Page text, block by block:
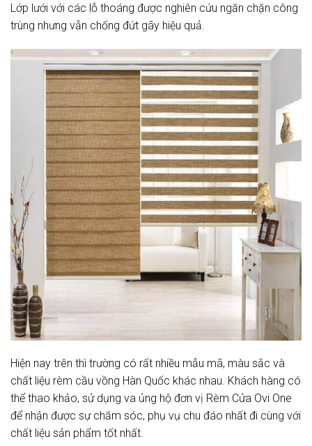
Lớp lưới với các lỗ thoáng được nghiên cứu ngăn chặn công
trùng nhưng vẫn chống đứt gãy hiệu quả.
Hiện nay trên thì trường có rất nhiều mẫu mã, màu sắc và
chất liệu rèm cầu vồng Hàn Quốc khác nhau. Khách hàng có
thể thao khảo, sử dụng va ủng hộ đơn vị Rèm Cửa Ovi One
để nhận được sự chăm sóc, phụ vụ chu đáo nhất đi cùng với
chất liệu sản phẩm tốt nhất.